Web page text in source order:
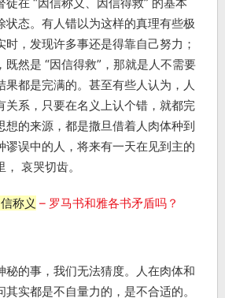
状态。有人错以为这样的真理有些极
，发现许多事还是得靠自己努力；
既然是 “因信得救”，那就是人不需要
果都是完满的。甚至有些人认为，人
关系，只要在名义上认个错，就都完
想的来源，都是撒旦借着人肉体种到
谬误中的人，将来有一天在见到主的
哀哭切齿。
称义 – 罗马书和雅各书矛盾吗？
秘的事，我们无法猜度。人在肉体和
实都是不自量力的，是不合适的。